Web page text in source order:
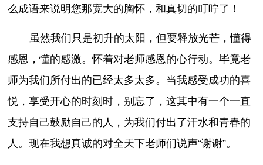
么成语来说明您那宽大的胸怀，和真切的叮咛了！
虽然我们只是初升的太阳，但要释放光芒，懂得
感恩，懂的感激。怀着对老师感恩的心行动。毕竟老
师为我们所付出的已经太多太多。当我感受成功的喜
悦，享受开心的时刻时，别忘了，这其中有一个一直
支持自己鼓励自己的人，为我们付出了汗水和青春的
人。现在我想真诚的对全天下老师们说声“谢谢”。